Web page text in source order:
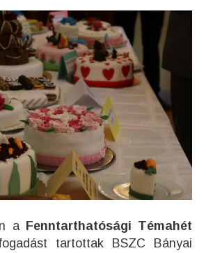
a Fenntarthatósági Témahét
tartottak BSZC Bányai